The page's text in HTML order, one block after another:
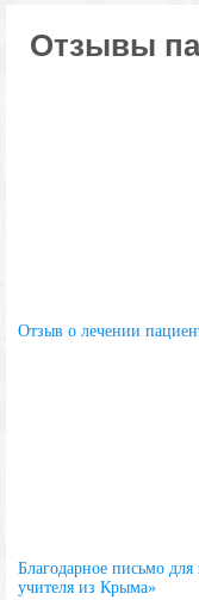
Отзывы
Отзыв о лечении
Благодарное письмо
учителя из Крыма»